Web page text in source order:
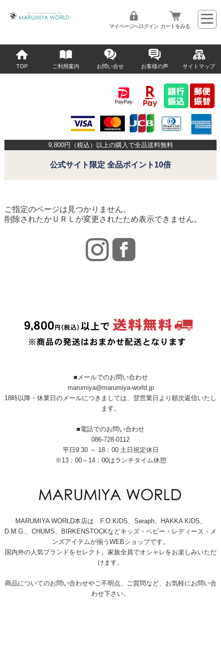
マイページへログイン カートをみる
TOP ご利用案内 お問い合せ お客様の声 サイトマップ
9,800円（税込）以上の購入で全品送料無料
公式サイト限定 全品ポイント10倍
ご指定のページは見つかりません。
削除されたかＵＲＬが変更されたため表示できません。
■メールでのお問い合わせ
marumiya@marumiya-world.jp
18時以降・休業日のメールにつきましては、翌営業日より順次返信いたし
ます。
■電話でのお問い合わせ
086-728-0112
平日9:30 ～ 18：00 土日祝定休日
※13：00～14：00はランチタイム休憩
MARUMIYA WORLD本店は F.O.KIDS、Seraph、HAKKA KIDS、
D.M.G.、CHUMS、BIRKENSTOCKなどキッズ・ベビー・レディース・メ
ンズアイテムが揃うWEBショップです。
国内外の人気ブランドをセレクト。家族全員でオシャレをお楽しみいただ
けます。
商品についてのお問い合わせやご不明点、ご質問など、お気軽にお問い合
わせ下さい。